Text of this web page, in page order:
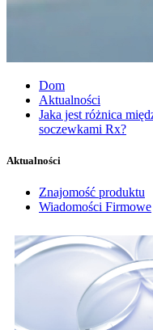
Dom
Aktualności
Jaka jest różnica
soczewkami Rx?
Aktualności
Znajomość produktu
Wiadomości Firmowe